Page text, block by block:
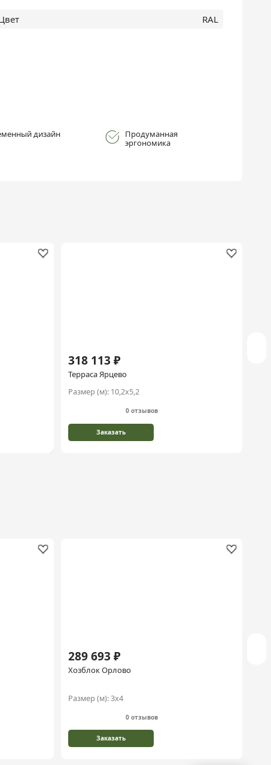
RAL
дизайн
Продуманная
эргономика
318 113 ₽
Терраса Ярцево
Размер (м): 10,2х5,2
0 отзывов
Заказать
289 693 ₽
Хозблок Орлово
Размер (м):3х4
0 отзывов
Заказать